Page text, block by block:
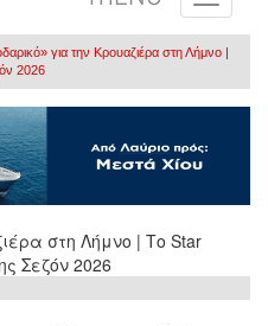
για την Κρουαζιέρα στη Λήμνο |
2026